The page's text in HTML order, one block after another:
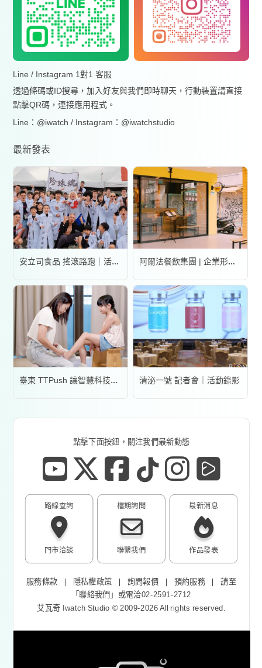
Line / Instagram 1對1 客服
透過條碼或ID搜尋，加入好友與我們即時聊天，行動裝置請直接
點擊QR碼，連接應用程式。
Line：@iwatch / Instagram：@iwatchstudio
最新發表
安立司食品 搖滾路跑｜活動錄影 阿爾法餐飲集團 | 企業形象宣傳片
臺東 TTPush 讓智慧科技更有溫度 | 形象影片 清泌一號 記者會｜活動錄影
點擊下面按鈕，關注我們最新動態
路線查詢
門市洽談
最新消息
作品發表
檔期詢問
聯繫我們
服務條款 ❘ 隱私權政策 ❘詢問報價 ❘預約服務 ❘請至
「聯絡我們 」或電洽02-2591-2712
艾瓦奇 Iwatch Studio © 2009-2026 All rights reserved.